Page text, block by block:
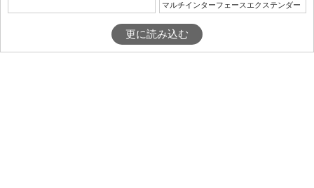
マルチインターフェースエクステンダー
更に読み込む